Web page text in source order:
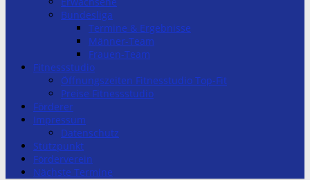
Bundesliga
Termine & Ergebnisse
Männer-Team
Frauen-Team
Fitnessstudio
Öffnungszeiten Fitnesstudio Top-Fit
Preise Fitnessstudio
Förderer
Impressum
Datenschutz
Stützpunkt
Förderverein
Nächste Termine